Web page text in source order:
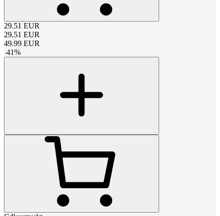
29.51 EUR
29.51 EUR
49.99 EUR
-41%